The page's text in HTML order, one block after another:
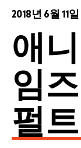
2018년 6월 11일
애
임
펄트